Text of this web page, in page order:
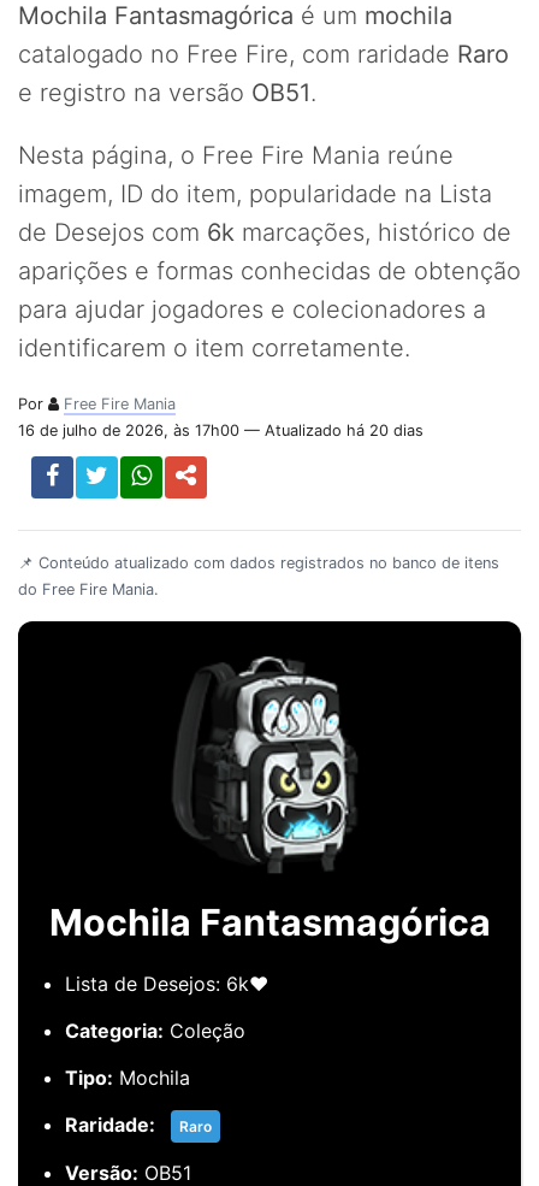
Mochila Fantasmagórica é um mochila
catalogado no Free Fire, com raridade Raro
e registro na versão OB51.
Nesta página, o Free Fire Mania reúne
imagem, ID do item, popularidade na Lista
de Desejos com 6k marcações, histórico de
aparições e formas conhecidas de obtenção
para ajudar jogadores e colecionadores a
identificarem o item corretamente.
Por
Free Fire Mania
16 de julho de 2026, às 17h00 — Atualizado há 20 dias
📌 Conteúdo atualizado com dados registrados no banco de itens
do Free Fire Mania.
Mochila Fantasmagórica
Lista de Desejos: 6k❤️
Categoria: Coleção
Tipo: Mochila
Raridade:
Raro
Versão: OB51